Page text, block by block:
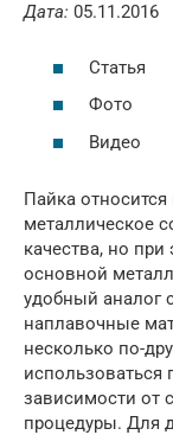
Дата: 05.11.2016
Статья
Фото
Видео
Пайка
металлическое
качества, но
основной
удобный аналог
наплавочные
несколько по-
использоваться
зависимости от
процедуры. Для